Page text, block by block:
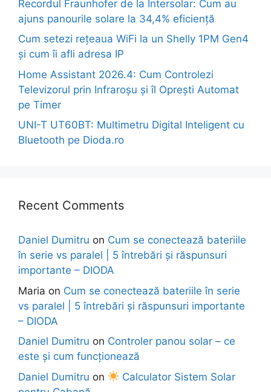
Recordul Fraunhofer de la Intersolar: Cum au
ajuns panourile solare la 34,4% eficiență
Cum setezi rețeaua WiFi la un Shelly 1PM Gen4
și cum îi afli adresa IP
Home Assistant 2026.4: Cum Controlezi
Televizorul prin Infraroșu și îl Oprești Automat
pe Timer
UNI-T UT60BT: Multimetru Digital Inteligent cu
Bluetooth pe Dioda.ro
Recent Comments
Daniel Dumitru on Cum se conectează bateriile
în serie vs paralel | 5 întrebări și răspunsuri
importante – DIODA
Maria on Cum se conectează bateriile în serie
vs paralel | 5 întrebări și răspunsuri importante
– DIODA
Daniel Dumitru on Controler panou solar – ce
este și cum funcționează
Daniel Dumitru on
Calculator Sistem Solar